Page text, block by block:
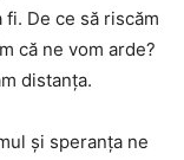
De ce să riscăm
că ne vom arde?
distanța.
și speranța ne